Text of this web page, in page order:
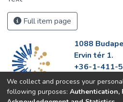
Full item page
1088
Ervin tér 1.
+36-1-411-
info@fszek.hu
https://
We collect and process your
following purposes: Authentication,